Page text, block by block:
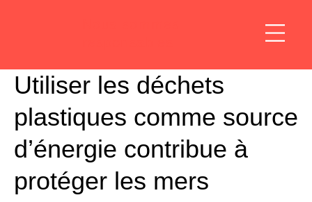
Utiliser les déchets
plastiques comme source
d’énergie contribue à
protéger les mers